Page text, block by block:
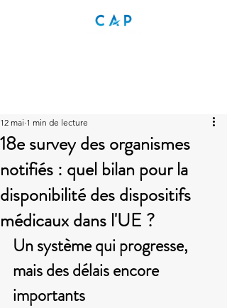
18e survey des organismes
notifiés : quel bilan pour la
disponibilité des dispositifs
médicaux dans l'UE ?
12 mai 1 min de lecture
Un système qui progresse,
mais des délais encore
importants